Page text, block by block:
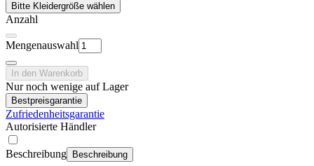
Bitte Kleidergröße wählen
Anzahl
Mengenauswahl
In den Warenkorb
Nur noch wenige auf Lager
Bestpreisgarantie
Zufriedenheitsgarantie
Autorisierte Händler
Beschreibung Beschreibung